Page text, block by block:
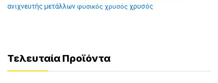
ανιχνευτής μετάλλωνφυσικός χρυσός χρυσός
Τελευταία Προϊόντα